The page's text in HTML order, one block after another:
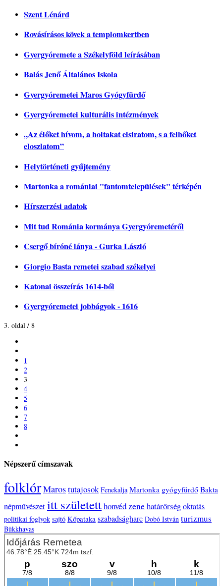
Szent Lénárd
Rovásírásos kövek a templomkertben
Gyergyóremete a Székelyföld leírásában
Balás Jenő Általános Iskola
Gyergyóremetei Maros Gyógyfürdő
Gyergyóremetei kulturális intézmények
„Az élőket hívom, a holtakat elsiratom, s a felhőket
eloszlatom”
Helytörténeti gyűjtemény
Martonka a romániai "fantomtelepülések" térképén
Hírszerzési adatok
Mit tud Románia kormánya Gyergyóremetéről
Csergő bíróné lánya - Gurka László
Giorgio Basta remetei szabad székelyei
Katonai összeírás 1614-ből
Gyergyóremetei jobbágyok - 1616
3. oldal / 8
1
2
3
4
5
6
7
8
Népszerű címszavak
folklórMarostutajosok Fenekalja Martonka gyógyfürdő Bakta
népművészetitt születetthonvédzenehatárőrségoktatás
politikai foglyok sajtó Kőpataka szabadságharc Dobó István turizmus
Bükkhavas